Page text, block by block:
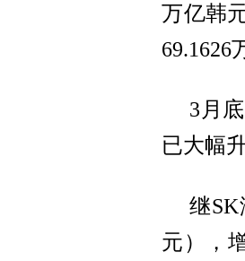
万亿韩
69.1626
3月
已大幅
继
元），